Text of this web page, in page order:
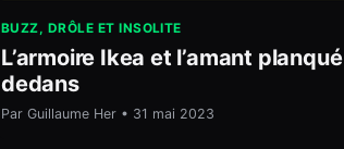
BUZZ, DRÔLE ET INSOLITE
L’armoire Ikea et l’amant planqué
dedans
Par Guillaume Her • 31 mai 2023